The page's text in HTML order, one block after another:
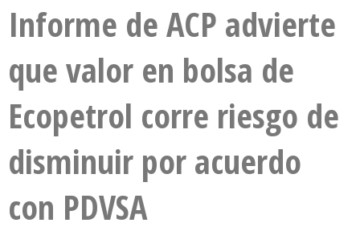
Informe de ACP advierte
que valor en bolsa de
Ecopetrol corre riesgo de
disminuir por acuerdo
con PDVSA